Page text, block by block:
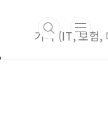
기타 (IT, 보험,